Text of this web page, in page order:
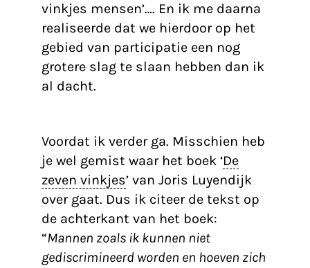
vinkjes mensen’…. En ik me daarna
realiseerde dat we hierdoor op het
gebied van participatie een nog
grotere slag te slaan hebben dan ik
al dacht.
Voordat ik verder ga. Misschien heb
je wel gemist waar het boek ‘De
zeven vinkjes’ van Joris Luyendijk
over gaat. Dus ik citeer de tekst op
de achterkant van het boek:
“Mannen zoals ik kunnen niet
gediscrimineerd worden en hoeven zich